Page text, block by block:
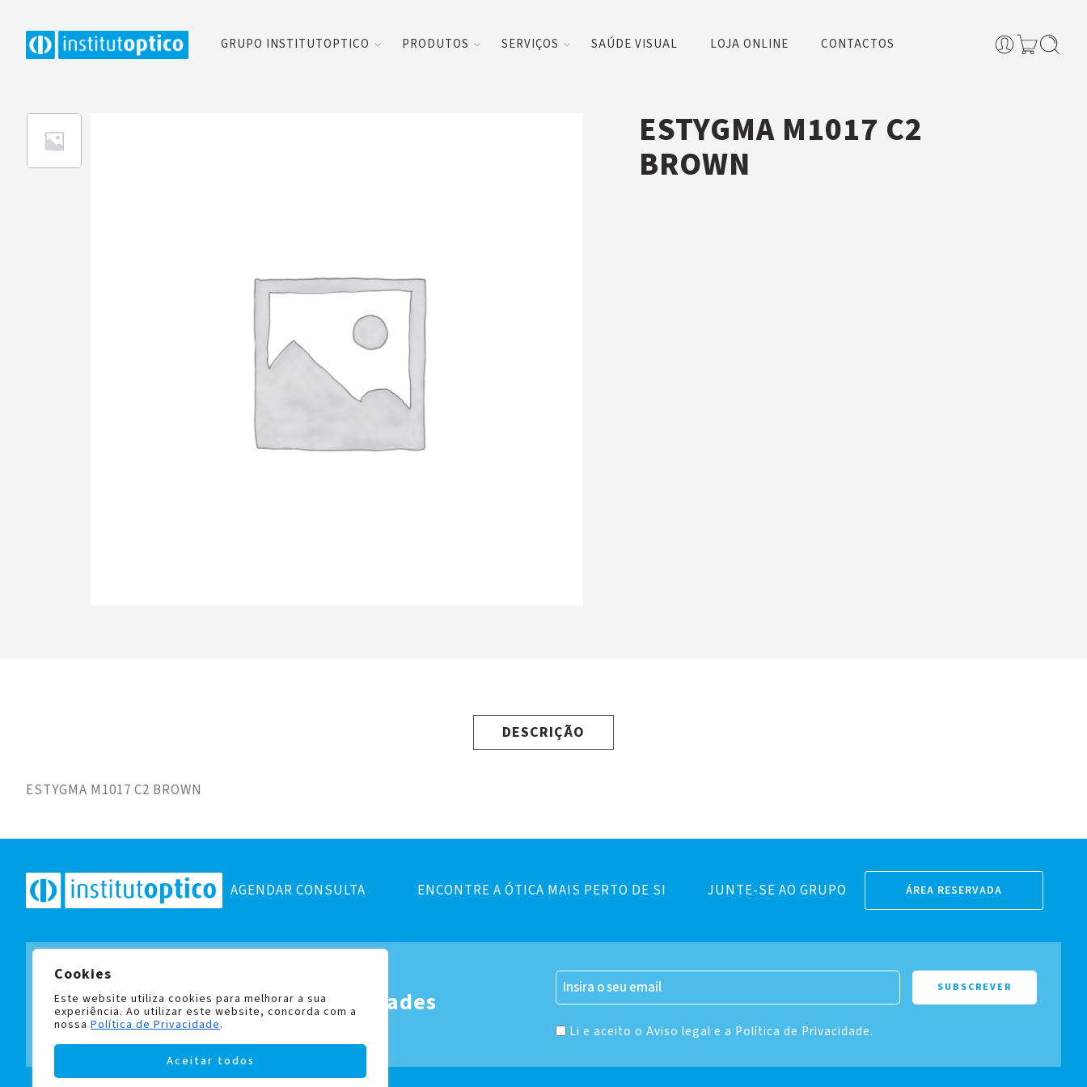
Cookies
Este website utiliza cookies para melhorar a sua
experiência. Ao utilizar este website, concorda com a
nossa Política de Privacidade.
Aceitar todos
GRUPO INSTITUTOPTICO PRODUTOS SERVIÇOS SAÚDE VISUAL LOJA ONLINE CONTACTOS
ESTYGMA M1017 C2
BROWN
DESCRIÇÃO
ESTYGMA M1017 C2 BROWN
AGENDAR CONSULTA ENCONTRE A ÓTICA MAIS PERTO DE SI JUNTE-SE AO GRUPO ÁREA RESERVADA
Subscreva a nossa newsletter
e fique a par de todas as novidades
Li e aceito o Aviso legal e a Política de Privacidade.